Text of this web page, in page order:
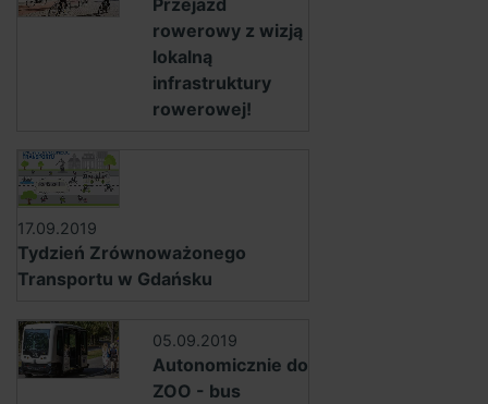
Przejazd
rowerowy z wizją
lokalną
infrastruktury
rowerowej!
17.09.2019
Tydzień Zrównoważonego
Transportu w Gdańsku
05.09.2019
Autonomicznie do
ZOO - bus